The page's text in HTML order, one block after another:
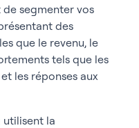
de segmenter vos
des
que le revenu, le
tels que les
les réponses aux
utilisent la